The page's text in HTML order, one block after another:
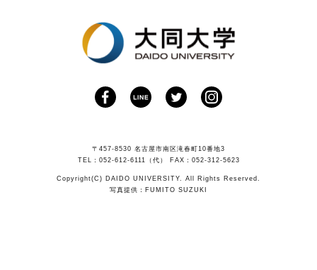
〒457-8530 名古屋市南区滝春町10番地3
TEL：052-612-6111（代） FAX：052-312-5623
Copyright(C) DAIDO UNIVERSITY. All Rights Reserved.
写真提供：FUMITO SUZUKI